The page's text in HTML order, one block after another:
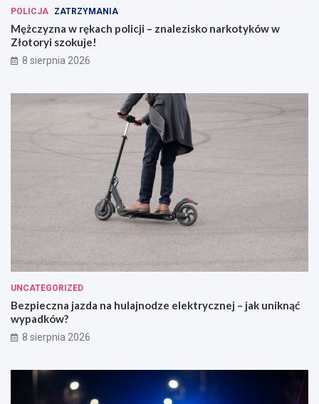
POLICJA ZATRZYMANIA
Mężczyzna w rękach policji – znalezisko narkotyków w
Złotoryi szokuje!
8 sierpnia 2026
UNCATEGORIZED
Bezpieczna jazda na hulajnodze elektrycznej – jak uniknąć
wypadków?
8 sierpnia 2026